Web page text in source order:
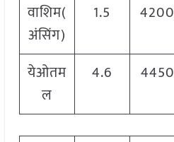
वाशिम(
अंसिंग)
1.5 4200
येओतम
ल
4.6 4450